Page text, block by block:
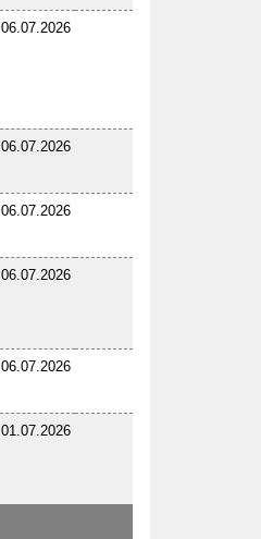
06.07.2026
06.07.2026
06.07.2026
06.07.2026
06.07.2026
01.07.2026